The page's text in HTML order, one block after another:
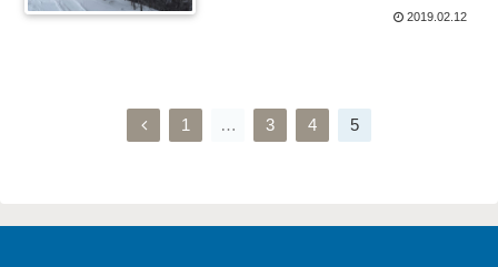
2019.02.12
前
1 … 3 4 5